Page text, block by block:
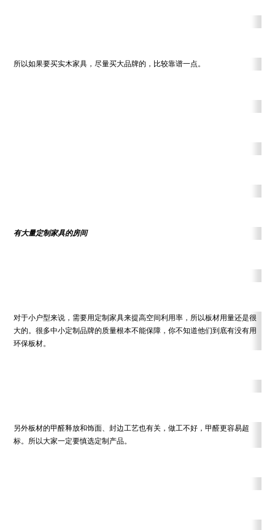
所以如果要买实木家具，尽量买大品牌的，比较靠谱一点。
有大量定制家具的房间
对于小户型来说，需要用定制家具来提高空间利用率，所以板材用量还是很
大的。很多中小定制品牌的质量根本不能保障，你不知道他们到底有没有用
环保板材。
另外板材的甲醛释放和饰面、封边工艺也有关，做工不好，甲醛更容易超
标。所以大家一定要慎选定制产品。